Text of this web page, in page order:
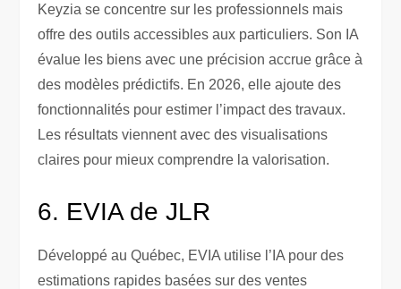
Keyzia se concentre sur les professionnels mais
offre des outils accessibles aux particuliers. Son IA
évalue les biens avec une précision accrue grâce à
des modèles prédictifs. En 2026, elle ajoute des
fonctionnalités pour estimer l’impact des travaux.
Les résultats viennent avec des visualisations
claires pour mieux comprendre la valorisation.
6. EVIA de JLR
Développé au Québec, EVIA utilise l’IA pour des
estimations rapides basées sur des ventes